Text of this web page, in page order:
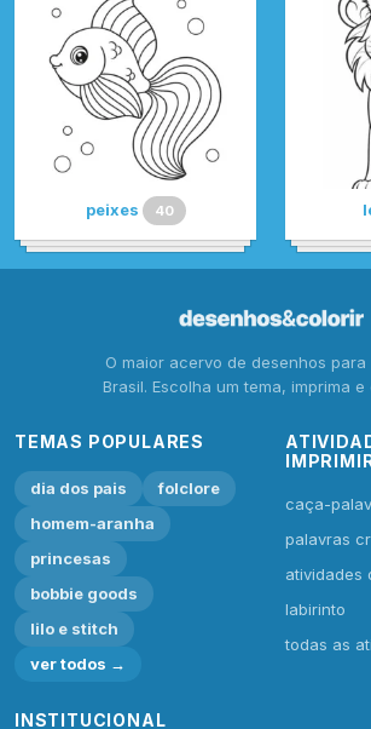
peixes 40
O maior acervo de desenhos
Brasil. Escolha um tema, imprima
TEMAS POPULARES
dia dos pais
folclore
homem-aranha
princesas
bobbie goods
lilo e stitch
ver todos →
caça-
palavras
atividades
labirinto
todas as
INSTITUCIONAL